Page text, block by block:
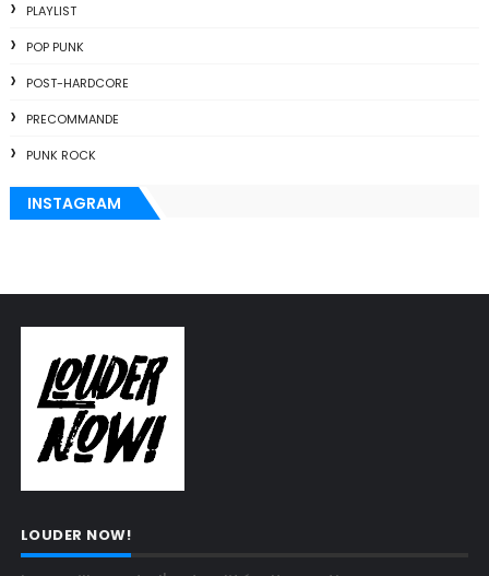
PLAYLIST
POP PUNK
POST-HARDCORE
PRECOMMANDE
PUNK ROCK
INSTAGRAM
LOUDER NOW!